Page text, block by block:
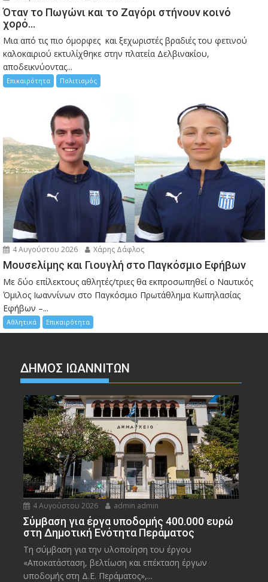
Όταν το Πωγώνι και το Ζαγόρι στήνουν κοινό
χορό…
Μια από τις πιο όμορφες και ξεχωριστές βραδιές του φετινού
καλοκαιριού εκτυλίχθηκε στην πλατεία Δελβινακίου,
αποδεικνύοντας...
Επικαιρότητα Πολιτισμός
4 Αυγούστου 2026 Χάρης Δάφλος
Μουσελίμης και Γιουγλή στο Παγκόσμιο Εφήβων
Mε δύο επίλεκτους αθλητές/τριες θα εκπροσωπηθεί ο Ναυτικός
Όμιλος Ιωαννίνων στο Παγκόσμιο Πρωτάθλημα Κωπηλασίας
Εφήβων –...
Αθλητικά Επικαιρότητα
ΔΗΜΟΣ ΙΩΑΝΝΙΤΩΝ
4 Αυγούστου 2026 admin admin
Σύμβαση για έργα υποδομής 400.000 ευρώ
στη Δημοτική Ενότητα Περάματος
Τη σύμβαση για την υλοποίηση του έργου
«Αποκατάσταση, βελτίωση και επέκταση έργων
υποδομής στη Δ.Ε. Περάματος»,...